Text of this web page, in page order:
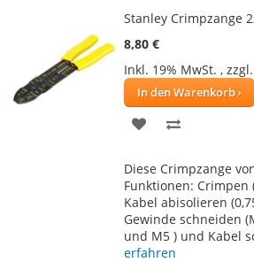
Stanley Crimpzange
8,80 €
Inkl. 19% MwSt. , zzgl.
In den Warenkorb
ZUR
HINZUFÜGEN
Diese Crimpzange
Funktionen: Crimpen
Kabel abisolieren
Gewinde schneiden
und M5 ) und Kabel
erfahren